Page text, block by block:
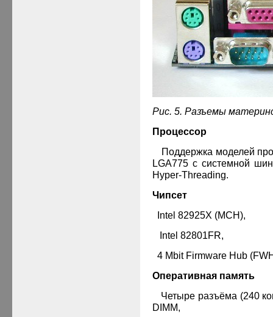
Рис. 5. Разъемы
Процессор
Поддержка моделей
LGA775 с системной
Hyper-Threading.
Чипсет
Intel 82925X (MCH),
Intel 82801FR,
4 Mbit Firmware Hub
Оперативная память
Четыре разъёма (240
DIMM,